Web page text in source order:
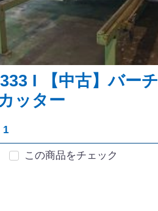
I 【中古】バーチ
ッター
1
この商品をチェック